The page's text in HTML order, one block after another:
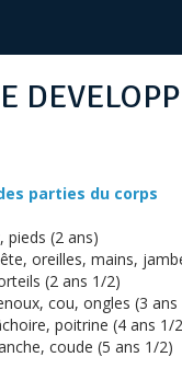
parties du corps
pieds (2 ans)
oreilles, mains,
(2 ans 1/2)
cou, ongles (3 ans
poitrine (4 ans 1/
coude (5 ans 1/2)